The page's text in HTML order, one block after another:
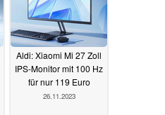
Aldi: Xiaomi Mi 27 Zoll
IPS-Monitor mit 100 Hz
für nur 119 Euro
26.11.2023